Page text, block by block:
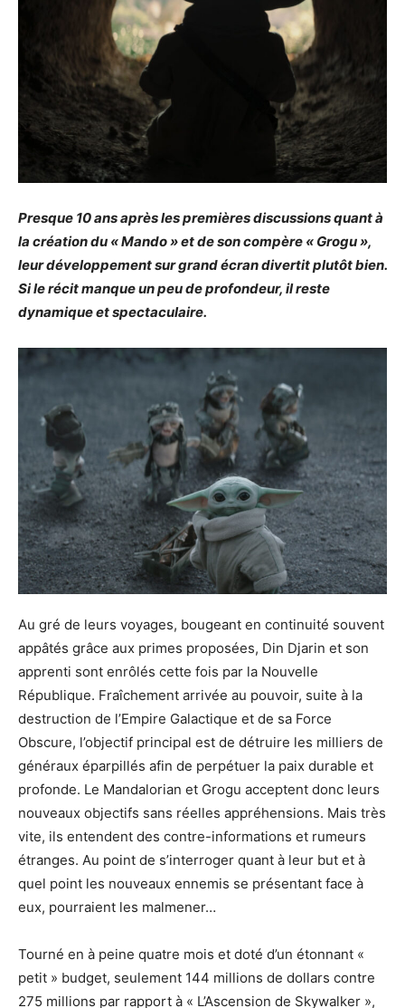
Presque 10 ans après les premières discussions quant à
la création du « Mando » et de son compère « Grogu »,
leur développement sur grand écran divertit plutôt bien.
Si le récit manque un peu de profondeur, il reste
dynamique et spectaculaire.
Au gré de leurs voyages, bougeant en continuité souvent
appâtés grâce aux primes proposées, Din Djarin et son
apprenti sont enrôlés cette fois par la Nouvelle
République. Fraîchement arrivée au pouvoir, suite à la
destruction de l’Empire Galactique et de sa Force
Obscure, l’objectif principal est de détruire les milliers de
généraux éparpillés afin de perpétuer la paix durable et
profonde. Le Mandalorian et Grogu acceptent donc leurs
nouveaux objectifs sans réelles appréhensions. Mais très
vite, ils entendent des contre-informations et rumeurs
étranges. Au point de s’interroger quant à leur but et à
quel point les nouveaux ennemis se présentant face à
eux, pourraient les malmener…
Tourné en à peine quatre mois et doté d’un étonnant «
petit » budget, seulement 144 millions de dollars contre
275 millions par rapport à « L’Ascension de Skywalker »,